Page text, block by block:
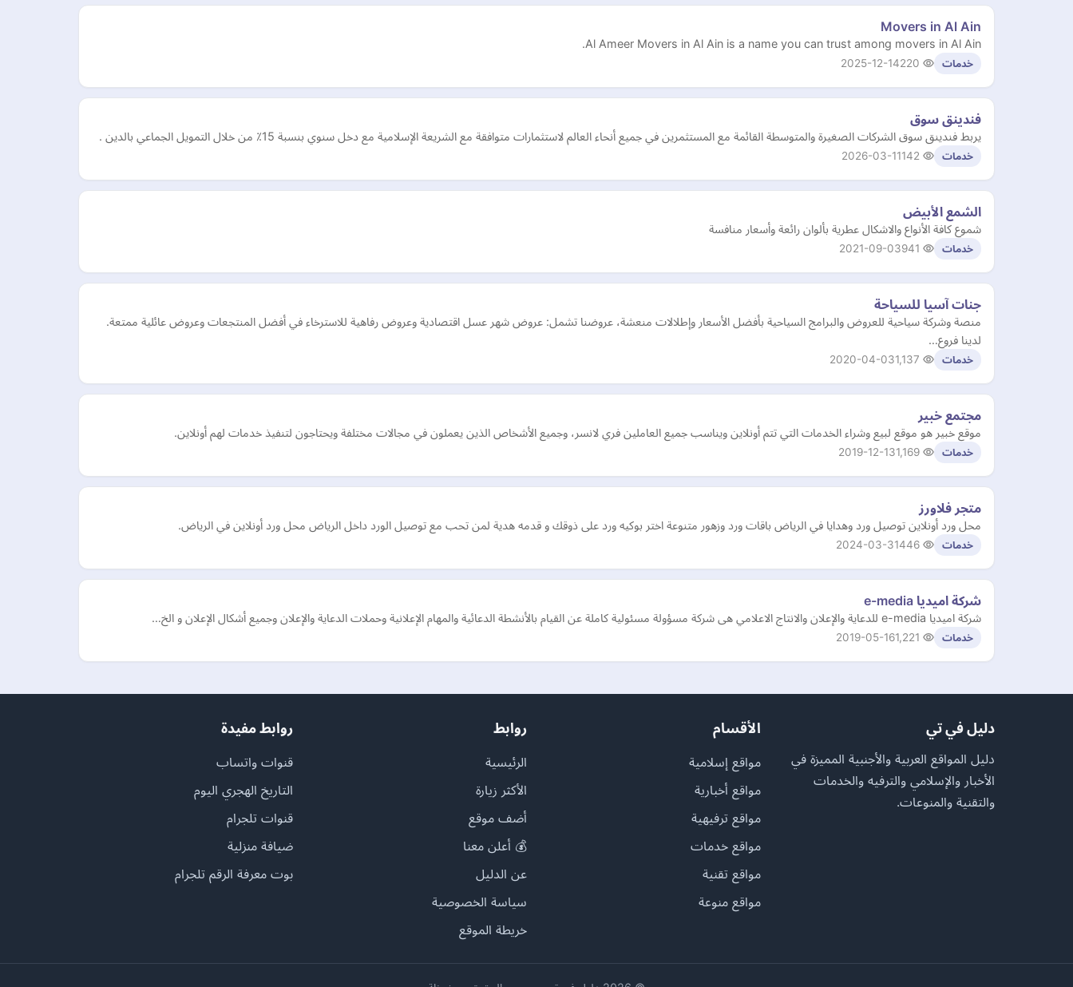
Movers in Al Ain
Al Ameer Movers in Al Ain is a name you can trust among movers in Al Ain.
خدمات 2025-12-14
فندينق سوق
يربط فندينق سوق الشركات الصغيرة والمتوسطة القائمة مع المستثمرين في جميع أنحاء العالم لاستثمارات متوافقة مع الشريعة الإسلامية مع دخل سنوي بنسبة 15٪ من خلال التمويل الجماعي بالدين .
خدمات 2026-03-11
الشمع الأبيض‬
شموع كافة الأنواع والاشكال عطرية بألوان رائعة وأسعار منافسة
خدمات 2021-09-03
جنات آسيا للسياحة
منصة وشركة سياحية للعروض والبرامج السياحية بأفضل الأسعار وإطلالات منعشة، عروضنا تشمل: عروض شهر عسل اقتصادية وعروض رفاهية للاسترخاء في أفضل المنتجعات وعروض عائلية ممتعة.
لدينا فروع…
خدمات 2020-04-03
مجتمع خبير
موقع خبير هو موقع لبيع وشراء الخدمات التي تتم أونلاين ويناسب جميع العاملين فري لانسر، وجميع الأشخاص الذين يعملون في مجالات مختلفة ويحتاجون لتنفيذ خدمات لهم أونلاين.
خدمات 2019-12-13
متجر فلاورز
محل ورد أونلاين توصيل ورد وهدايا في الرياض باقات ورد وزهور متنوعة اختر بوكيه ورد على ذوقك و قدمه هدية لمن تحب مع توصيل الورد داخل الرياض محل ورد أونلاين في الرياض.
خدمات 2024-03-31
شركة اميديا e-media
شركة اميديا e-media للدعاية والإعلان والانتاج الاعلامي هى شركة مسؤولة مسئولية كاملة عن القيام بالأنشطة الدعائية والمهام الإعلانية وحملات الدعاية والإعلان وجميع أشكال الإعلان و الخ…
خدمات 2019-05-16
دليل في تي
دليل المواقع العربية والأجنبية المميزة في
الأخبار والإسلامي والترفيه والخدمات
والتقنية والمنوعات.
الأقسام
مواقع إسلامية
مواقع أخبارية
مواقع ترفيهية
مواقع خدمات
مواقع تقنية
مواقع منوعة
روابط
الرئيسية
الأكثر زيارة
أضف موقع
💰 أعلن معنا
عن الدليل
سياسة الخصوصية
خريطة الموقع
روابط مفيدة
قنوات واتساب
التاريخ الهجري اليوم
قنوات تلجرام
ضيافة منزلية
بوت معرفة الرقم تلجرام